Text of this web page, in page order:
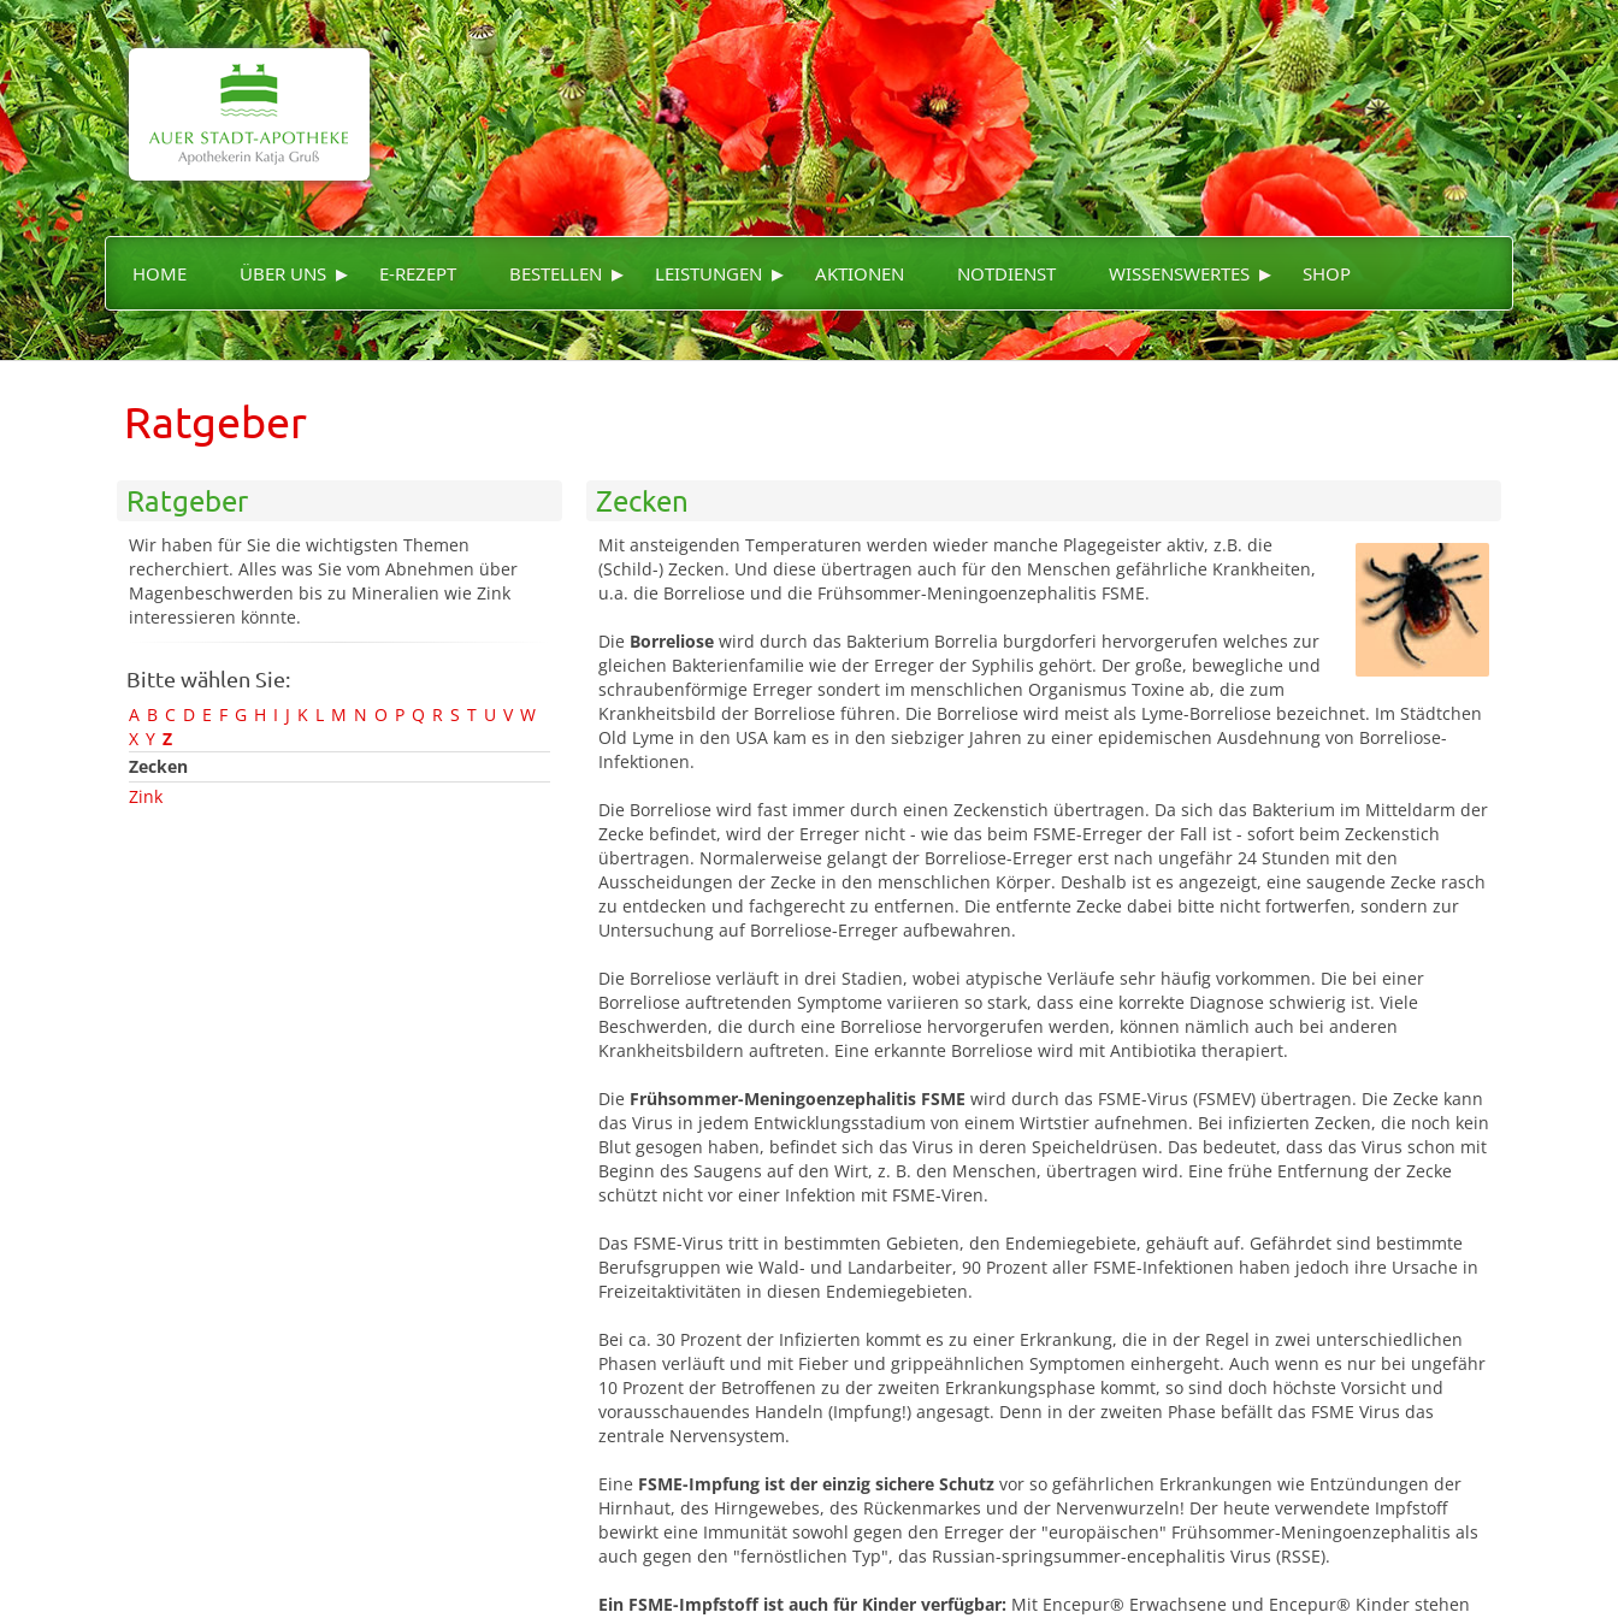
HOME ÜBER UNS ▸ E-REZEPT BESTELLEN ▸ LEISTUNGEN ▸ AKTIONEN NOTDIENST WISSENSWERTES ▸ SHOP
Ratgeber
Ratgeber
Wir haben für Sie die wichtigsten Themen
recherchiert. Alles was Sie vom Abnehmen über
Magenbeschwerden bis zu Mineralien wie Zink
interessieren könnte.
Bitte wählen Sie:
A B C D E F G H I J K L M N O P Q R S T U V W
X Y Z
Zecken
Zink
Zecken
Mit ansteigenden Temperaturen werden wieder manche Plagegeister aktiv, z.B. die
(Schild-) Zecken. Und diese übertragen auch für den Menschen gefährliche Krankheiten,
u.a. die Borreliose und die Frühsommer-Meningoenzephalitis FSME.
Die Borreliose wird durch das Bakterium Borrelia burgdorferi hervorgerufen welches zur
gleichen Bakterienfamilie wie der Erreger der Syphilis gehört. Der große, bewegliche und
schraubenförmige Erreger sondert im menschlichen Organismus Toxine ab, die zum
Krankheitsbild der Borreliose führen. Die Borreliose wird meist als Lyme-Borreliose bezeichnet. Im Städtchen
Old Lyme in den USA kam es in den siebziger Jahren zu einer epidemischen Ausdehnung von Borreliose-
Infektionen.
Die Borreliose wird fast immer durch einen Zeckenstich übertragen. Da sich das Bakterium im Mitteldarm der
Zecke befindet, wird der Erreger nicht - wie das beim FSME-Erreger der Fall ist - sofort beim Zeckenstich
übertragen. Normalerweise gelangt der Borreliose-Erreger erst nach ungefähr 24 Stunden mit den
Ausscheidungen der Zecke in den menschlichen Körper. Deshalb ist es angezeigt, eine saugende Zecke rasch
zu entdecken und fachgerecht zu entfernen. Die entfernte Zecke dabei bitte nicht fortwerfen, sondern zur
Untersuchung auf Borreliose-Erreger aufbewahren.
Die Borreliose verläuft in drei Stadien, wobei atypische Verläufe sehr häufig vorkommen. Die bei einer
Borreliose auftretenden Symptome variieren so stark, dass eine korrekte Diagnose schwierig ist. Viele
Beschwerden, die durch eine Borreliose hervorgerufen werden, können nämlich auch bei anderen
Krankheitsbildern auftreten. Eine erkannte Borreliose wird mit Antibiotika therapiert.
Die Frühsommer-Meningoenzephalitis FSME wird durch das FSME-Virus (FSMEV) übertragen. Die Zecke kann
das Virus in jedem Entwicklungsstadium von einem Wirtstier aufnehmen. Bei infizierten Zecken, die noch kein
Blut gesogen haben, befindet sich das Virus in deren Speicheldrüsen. Das bedeutet, dass das Virus schon mit
Beginn des Saugens auf den Wirt, z. B. den Menschen, übertragen wird. Eine frühe Entfernung der Zecke
schützt nicht vor einer Infektion mit FSME-Viren.
Das FSME-Virus tritt in bestimmten Gebieten, den Endemiegebiete, gehäuft auf. Gefährdet sind bestimmte
Berufsgruppen wie Wald- und Landarbeiter, 90 Prozent aller FSME-Infektionen haben jedoch ihre Ursache in
Freizeitaktivitäten in diesen Endemiegebieten.
Bei ca. 30 Prozent der Infizierten kommt es zu einer Erkrankung, die in der Regel in zwei unterschiedlichen
Phasen verläuft und mit Fieber und grippeähnlichen Symptomen einhergeht. Auch wenn es nur bei ungefähr
10 Prozent der Betroffenen zu der zweiten Erkrankungsphase kommt, so sind doch höchste Vorsicht und
vorausschauendes Handeln (Impfung!) angesagt. Denn in der zweiten Phase befällt das FSME Virus das
zentrale Nervensystem.
Eine FSME-Impfung ist der einzig sichere Schutz vor so gefährlichen Erkrankungen wie Entzündungen der
Hirnhaut, des Hirngewebes, des Rückenmarkes und der Nervenwurzeln! Der heute verwendete Impfstoff
bewirkt eine Immunität sowohl gegen den Erreger der "europäischen" Frühsommer-Meningoenzephalitis als
auch gegen den "fernöstlichen Typ", das Russian-springsummer-encephalitis Virus (RSSE).
Ein FSME-Impfstoff ist auch für Kinder verfügbar: Mit Encepur® Erwachsene und Encepur® Kinder stehen